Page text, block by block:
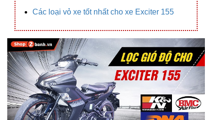
Các loại vỏ xe tốt nhất cho xe Exciter 155